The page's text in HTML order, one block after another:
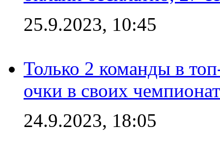
25.9.2023, 10:45
Только 2 команды в
очки в своих
24.9.2023, 18:05